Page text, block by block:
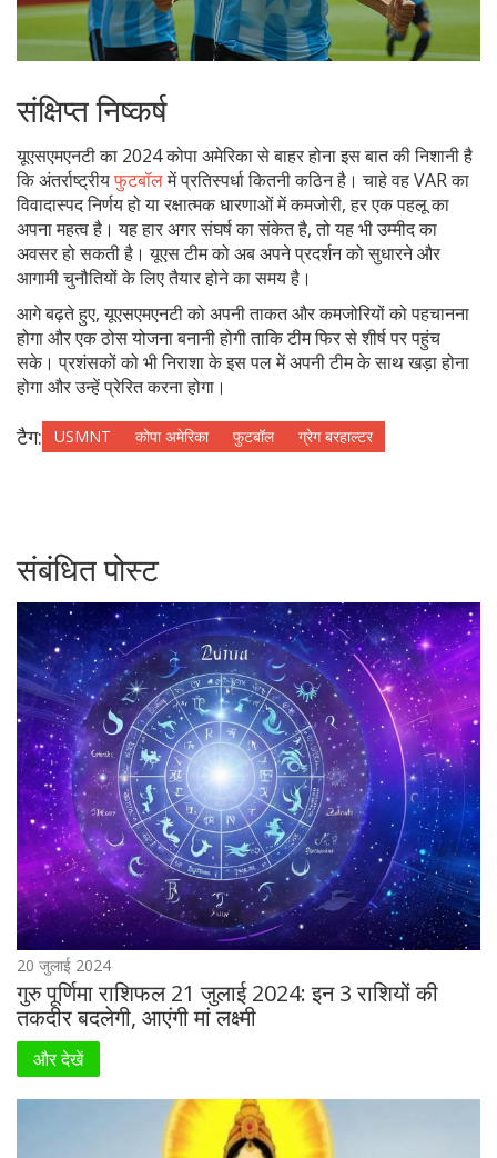
संक्षिप्त निष्कर्ष
यूएसएमएनटी का 2024 कोपा अमेरिका से बाहर होना इस बात की निशानी है
कि अंतर्राष्ट्रीयफुटबॉलमें प्रतिस्पर्धा कितनी कठिन है। चाहे वह VAR का
विवादास्पद निर्णय हो या रक्षात्मक धारणाओं में कमजोरी, हर एक पहलू का
अपना महत्व है। यह हार अगर संघर्ष का संकेत है, तो यह भी उम्मीद का
अवसर हो सकती है। यूएस टीम को अब अपने प्रदर्शन को सुधारने और
आगामी चुनौतियों के लिए तैयार होने का समय है।
आगे बढ़ते हुए, यूएसएमएनटी को अपनी ताकत और कमजोरियों को पहचानना
होगा और एक ठोस योजना बनानी होगी ताकि टीम फिर से शीर्ष पर पहुंच
सके। प्रशंसकों को भी निराशा के इस पल में अपनी टीम के साथ खड़ा होना
होगा और उन्हें प्रेरित करना होगा।
टैग: USMNT कोपा अमेरिका फुटबॉल ग्रेग बरहाल्टर
संबंधित पोस्ट
20 जुलाई 2024
गुरु पूर्णिमा राशिफल 21 जुलाई 2024: इन 3 राशियों की
तकदीर बदलेगी, आएंगी मां लक्ष्मी
और देखें